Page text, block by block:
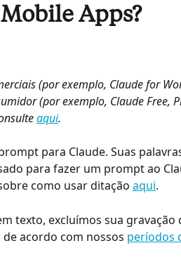
Apps?
(por exemplo, Claude for
(por exemplo, Claude Free,
aqui.
para Claude. Suas
para fazer um prompt ao
como usar ditação aqui.
texto, excluímos sua gravação
acordo com nossos períodos